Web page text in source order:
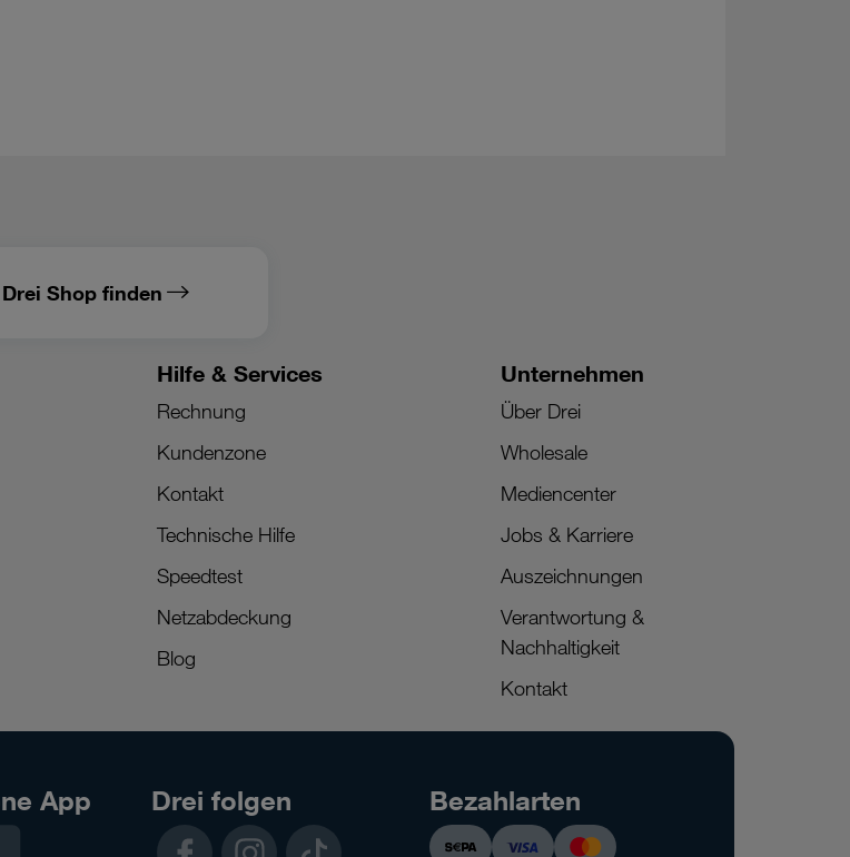
Drei Shop finden
Hilfe & Services
Rechnung
Kundenzone
Kontakt
Technische Hilfe
Speedtest
Netzabdeckung
Blog
Unternehmen
Über Drei
Wholesale
Mediencenter
Jobs & Karriere
Auszeichnungen
Verantwortung &
Nachhaltigkeit
Kontakt
App Drei folgen
InstagramTikTok
Bezahlarten